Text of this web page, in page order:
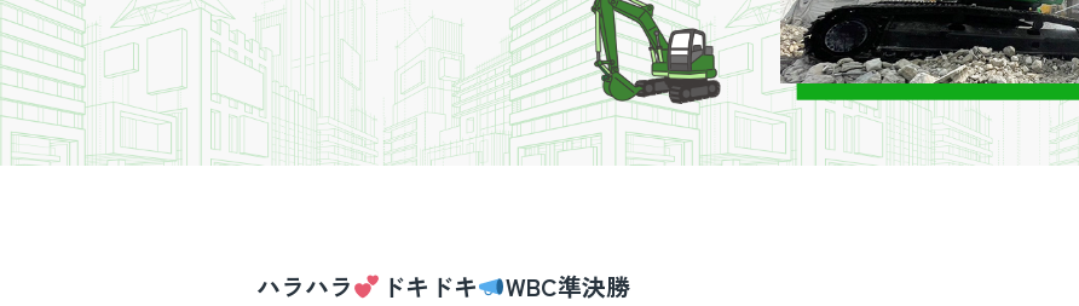
ハラハラ ドキドキ WBC準決勝